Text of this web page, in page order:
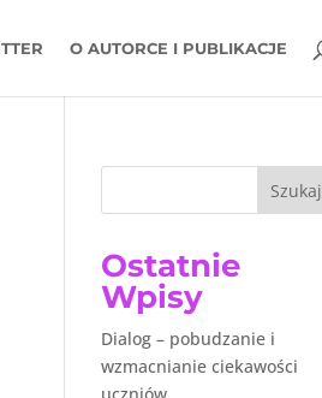
O AUTORCE I PUBLIKACJE
Szukaj
Ostatnie
Wpisy
Dialog – pobudzanie i
wzmacnianie ciekawości